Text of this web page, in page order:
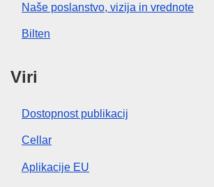
Naše poslanstvo, vizija in vrednote
Bilten
Viri
Dostopnost publikacij
Cellar
Aplikacije EU